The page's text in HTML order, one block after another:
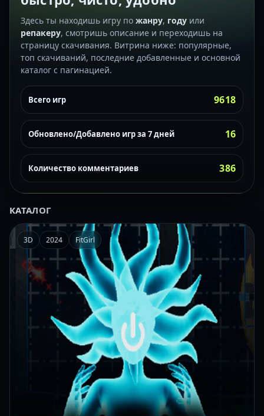
Здесь ты находишь игру по жанру, году или
репакеру, смотришь описание и переходишь на
страницу скачивания. Витрина ниже: популярные,
топ скачиваний, последние добавленные и основной
каталог с пагинацией.
Всего игр 9618
Обновлено/Добавлено игр за 7 дней 16
Количество комментариев 386
КАТАЛОГ
3D 2024 FitGirl